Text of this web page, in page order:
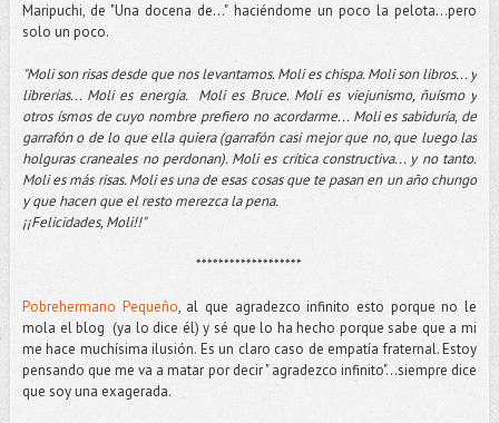
Maripuchi, de "Una docena de..." haciéndome un poco la pelota...pero
solo un poco.
"Moli son risas desde que nos levantamos. Moli es chispa. Moli son libros... y
librerías... Moli es energía. Moli es Bruce. Moli es viejunismo, ñuísmo y
otros ísmos de cuyo nombre prefiero no acordarme... Moli es sabiduría, de
garrafón o de lo que ella quiera (garrafón casi mejor que no, que luego las
holguras craneales no perdonan). Moli es crítica constructiva... y no tanto.
Moli es más risas. Moli es una de esas cosas que te pasan en un año chungo
y que hacen que el resto merezca la pena.
¡¡Felicidades, Moli!!"
*******************
Pobrehermano Pequeño, al que agradezco infinito esto porque no le
mola el blog (ya lo dice él) y sé que lo ha hecho porque sabe que a mi
me hace muchísima ilusión. Es un claro caso de empatía fraternal. Estoy
pensando que me va a matar por decir " agradezco infinito"...siempre dice
que soy una exagerada.